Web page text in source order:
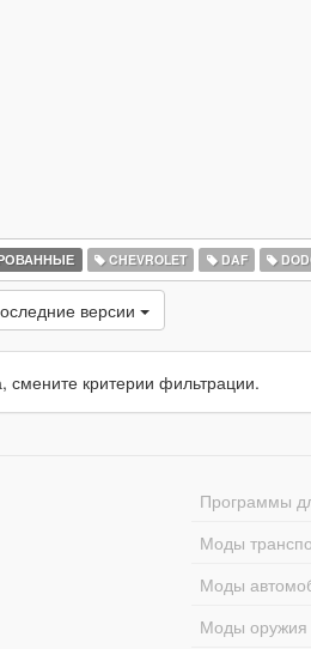
CHEVROLET DAF
версии
смените критерии фильтрации.
Программы
Моды
Моды
Моды оружия